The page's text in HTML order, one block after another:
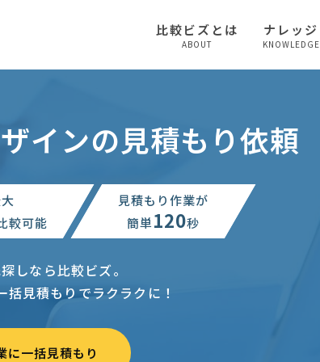
比較ビズとは
ABOUT
ナレッジ
KNOWLEDGE
インの見積もり依頼
較可能
見積もり作業が
簡単120秒
しなら比較ビズ。
見積もりでラクラクに！
に一括見積もり